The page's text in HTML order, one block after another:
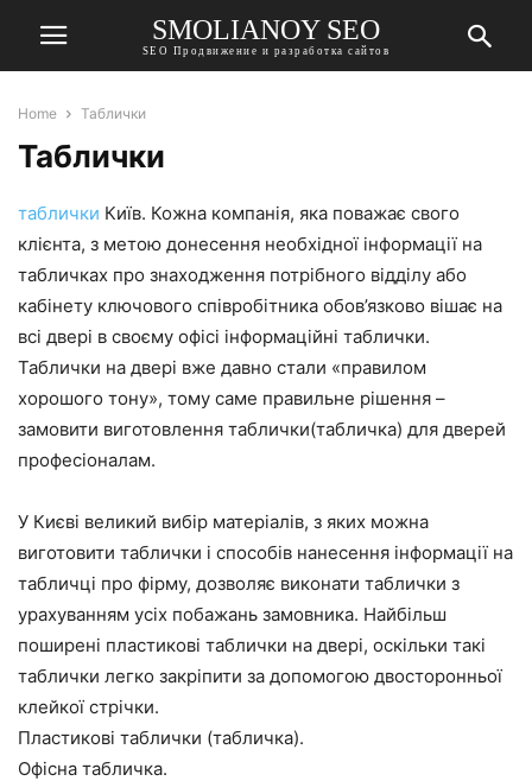
SMOLIANOY SEO
SEO Продвижение и разработка сайтов
Home Таблички
Таблички
таблички Київ. Кожна компанія, яка поважає свого
клієнта, з метою донесення необхідної інформації на
табличках про знаходження потрібного відділу або
кабінету ключового співробітника обов’язково вішає на
всі двері в своєму офісі інформаційні таблички.
Таблички на двері вже давно стали «правилом
хорошого тону», тому саме правильне рішення –
замовити виготовлення таблички(табличка) для дверей
професіоналам.
У Києві великий вибір матеріалів, з яких можна
виготовити таблички і способів нанесення інформації на
табличці про фірму, дозволяє виконати таблички з
урахуванням усіх побажань замовника. Найбільш
поширені пластикові таблички на двері, оскільки такі
таблички легко закріпити за допомогою двосторонньої
клейкої стрічки.
Пластикові таблички (табличка).
Офісна табличка.